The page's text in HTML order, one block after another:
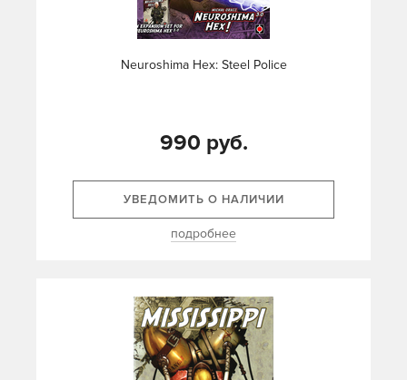
Neuroshima Hex: Steel Police
990 руб.
УВЕДОМИТЬ О НАЛИЧИИ
подробнее